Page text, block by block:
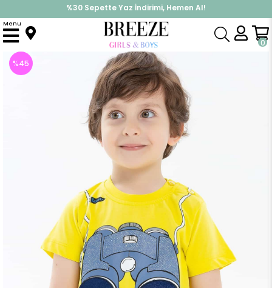
%30 Sepette Yaz İndirimi, Hemen Al!
İndirimlere ek %10 İndirimi Kap, Hemen Üye Ol!
0
Menu
Anasayfa Üst Giyim Tişört Erkek Bebek Tişört Dürbün Baskılı Sarı (2 Yaş)
%45